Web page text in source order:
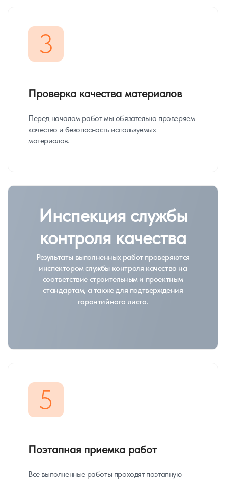
3
Проверка качества материалов
Перед началом работ мы обязательно проверяем
качество и безопасность используемых
материалов.
Инспекция службы
контроля качества
Результаты выполненных работ проверяются
инспектором службы контроля качества на
соответствие строительным и проектным
стандартам, а также для подтверждения
гарантийного листа.
5
Поэтапная приемка работ
Все выполненные работы проходят поэтапную